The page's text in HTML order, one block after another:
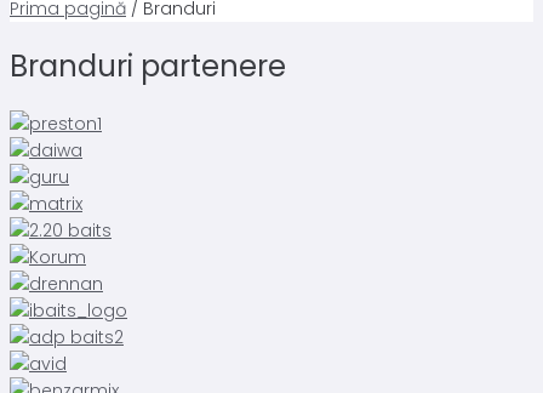
Prima pagină / Branduri
Branduri partenere